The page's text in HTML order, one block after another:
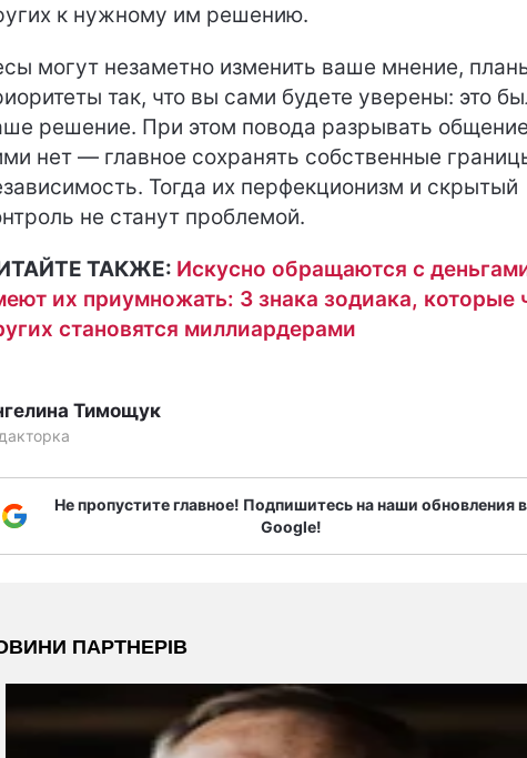
к нужному им решению.
могут незаметно изменить ваше мнение,
так, что вы сами будете уверены: это
решение. При этом повода разрывать
нет — главное сохранять собственные
Тогда их перфекционизм и скрытый
не станут проблемой.
ТАКЖЕ: Искусно обращаются с
их приумножать: 3 знака зодиака, которые
становятся миллиардерами
Тимощук
Не пропустите главное! Подпишитесь на наши обновления в
Google!